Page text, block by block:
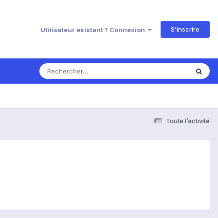
Utilisateur existant ? Connexion S’inscrire
Toute l’activité